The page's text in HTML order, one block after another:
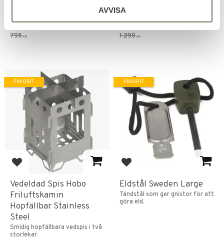
AVVISA
699
795 KR
för en person.
1 226
1 290 KR
Lägg till i favoriter
Vedeldad Spis Hobo
Friluftskamin
Hopfällbar Stainless
Steel
Smidig hopfällbara vedspis i två
storlekar.
FAVORIT
Lägg till i favoriter
Eldstål Sweden Large
Tändstål som ger gnistor för att
göra eld.
FAVORIT